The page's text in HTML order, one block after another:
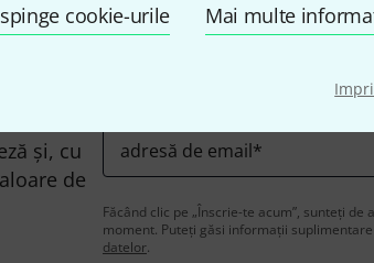
cookie-urile Mai multe
și, cu
de
adresă de email*
Făcând clic pe „Înscrie-te acum”, sunteți
moment. Puteți găsi informații
datelor.